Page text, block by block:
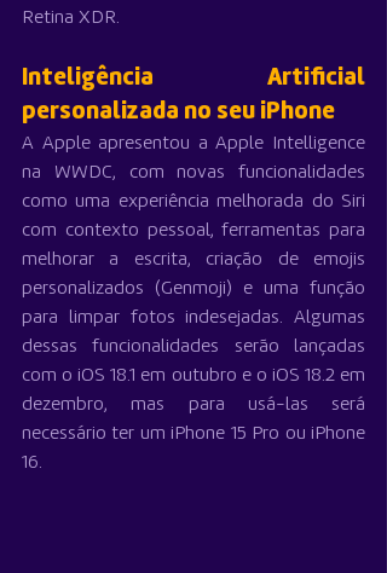
Retina XDR.
Inteligência Artificial
personalizada no seu iPhone
A Apple apresentou a Apple Intelligence
na WWDC, com novas funcionalidades
como uma experiência melhorada do Siri
com contexto pessoal, ferramentas para
melhorar a escrita, criação de emojis
personalizados (Genmoji) e uma função
para limpar fotos indesejadas. Algumas
dessas funcionalidades serão lançadas
com o iOS 18.1 em outubro e o iOS 18.2 em
dezembro, mas para usá-las será
necessário ter um iPhone 15 Pro ou iPhone
16.